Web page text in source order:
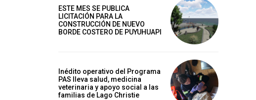
ESTE MES SE PUBLICA
LICITACIÓN PARA LA
CONSTRUCCIÓN DE NUEVO
BORDE COSTERO DE PUYUHUAPI
Inédito operativo del Programa
PAS lleva salud, medicina
veterinaria y apoyo social a las
familias de Lago Christie